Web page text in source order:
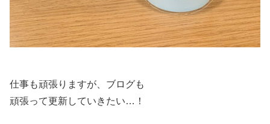
仕事も頑張りますが、ブログも
頑張って更新していきたい…！